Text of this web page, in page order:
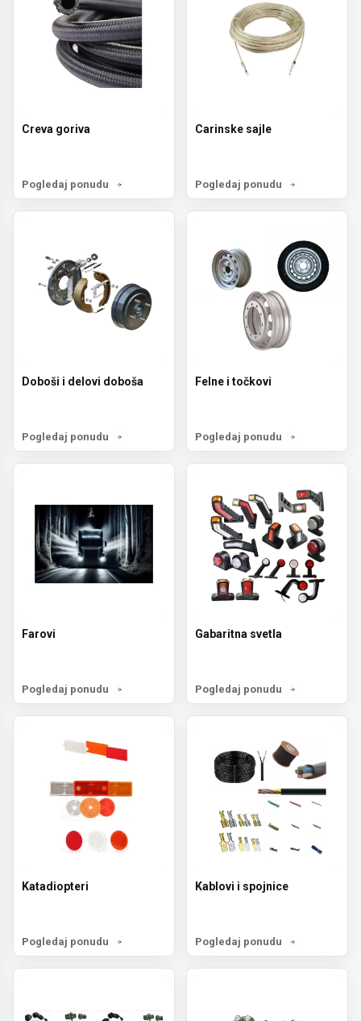
Creva goriva
Pogledaj ponudu
Carinske sajle
Pogledaj ponudu
Doboši i delovi doboša
Pogledaj ponudu
Felne i točkovi
Pogledaj ponudu
Farovi
Pogledaj ponudu
Gabaritna svetla
Pogledaj ponudu
Katadiopteri
Pogledaj ponudu
Kablovi i spojnice
Pogledaj ponudu